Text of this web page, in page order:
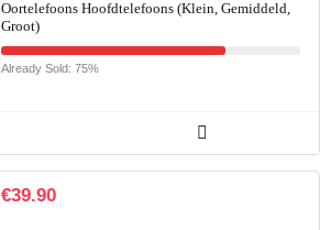
Oortelefoons Hoofdtelefoons (Klein, Gemiddeld,
Groot)
Already Sold: 75%
€39.90